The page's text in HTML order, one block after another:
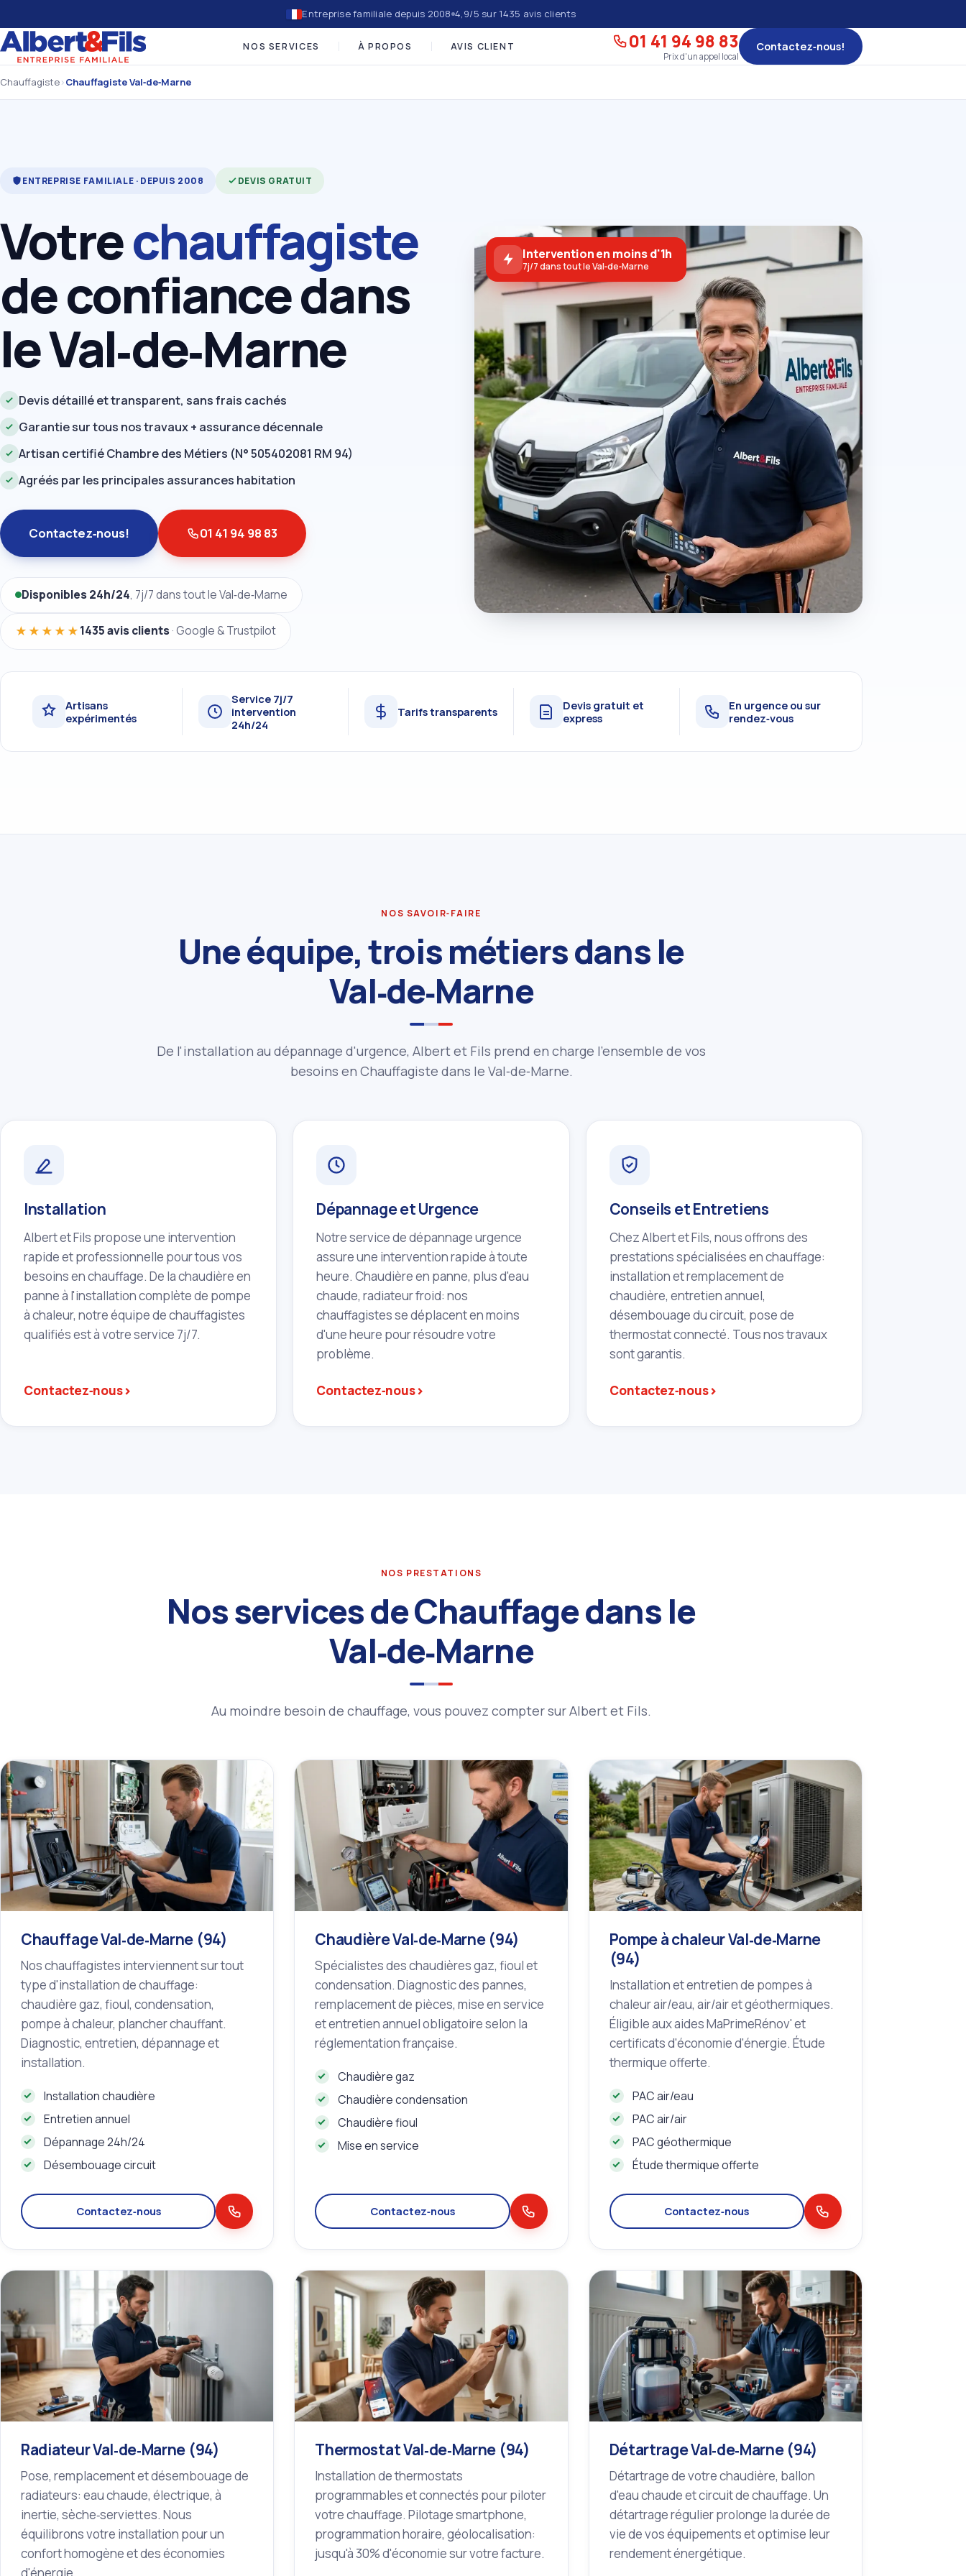
Entreprise familiale depuis 2008 4,9/5 sur 1435 avis clients
NOS SERVICES À PROPOS AVIS CLIENT 01 41 94 98 83
Prix d'un appel local
Contactez‑nous!
Chauffagiste›Chauffagiste Val‑de‑Marne
ENTREPRISE FAMILIALE · DEPUIS 2008 DEVIS GRATUIT
Votrechauffagiste
de confiance dans
le Val‑de‑Marne
Devis détaillé et transparent, sans frais cachés
Garantie sur tous nos travaux + assurance décennale
Artisan certifié Chambre des Métiers (N° 505402081 RM 94)
Agréés par les principales assurances habitation
Contactez‑nous! 01 41 94 98 83
Disponibles 24h/24, 7j/7 dans tout le Val‑de‑Marne
★★★★★1435 avis clients· Google & Trustpilot
Intervention en moins d'1h
7j/7 dans tout le Val‑de‑Marne
Artisans
expérimentés
Service 7j/7
intervention
24h/24
Tarifs transparents
Devis gratuit et
express
En urgence ou sur
rendez‑vous
NOS SAVOIR‑FAIRE
Une équipe, trois métiers dans le
Val‑de‑Marne
De l'installation au dépannage d'urgence, Albert et Fils prend en charge l'ensemble de vos
besoins en Chauffagiste dans le Val‑de‑Marne.
Installation
Albert et Fils propose une intervention
rapide et professionnelle pour tous vos
besoins en chauffage. De la chaudière en
panne à l'installation complète de pompe
à chaleur, notre équipe de chauffagistes
qualifiés est à votre service 7j/7.
Contactez‑nous›
Dépannage et Urgence
Notre service de dépannage urgence
assure une intervention rapide à toute
heure. Chaudière en panne, plus d'eau
chaude, radiateur froid: nos
chauffagistes se déplacent en moins
d'une heure pour résoudre votre
problème.
Contactez‑nous›
Conseils et Entretiens
Chez Albert et Fils, nous offrons des
prestations spécialisées en chauffage:
installation et remplacement de
chaudière, entretien annuel,
désembouage du circuit, pose de
thermostat connecté. Tous nos travaux
sont garantis.
Contactez‑nous›
NOS PRESTATIONS
Nos services de Chauffage dans le
Val‑de‑Marne
Au moindre besoin de chauffage, vous pouvez compter sur Albert et Fils.
Chauffage Val‑de‑Marne (94)
Nos chauffagistes interviennent sur tout
type d'installation de chauffage:
chaudière gaz, fioul, condensation,
pompe à chaleur, plancher chauffant.
Diagnostic, entretien, dépannage et
installation.
Installation chaudière
Entretien annuel
Dépannage 24h/24
Désembouage circuit
Contactez‑nous
Chaudière Val‑de‑Marne (94)
Spécialistes des chaudières gaz, fioul et
condensation. Diagnostic des pannes,
remplacement de pièces, mise en service
et entretien annuel obligatoire selon la
réglementation française.
Chaudière gaz
Chaudière condensation
Chaudière fioul
Mise en service
Contactez‑nous
Pompe à chaleur Val‑de‑Marne
(94)
Installation et entretien de pompes à
chaleur air/eau, air/air et géothermiques.
Éligible aux aides MaPrimeRénov' et
certificats d'économie d'énergie. Étude
thermique offerte.
PAC air/eau
PAC air/air
PAC géothermique
Étude thermique offerte
Contactez‑nous
Radiateur Val‑de‑Marne (94)
Pose, remplacement et désembouage de
radiateurs: eau chaude, électrique, à
inertie, sèche‑serviettes. Nous
équilibrons votre installation pour un
confort homogène et des économies
Thermostat Val‑de‑Marne (94)
Installation de thermostats
programmables et connectés pour piloter
votre chauffage. Pilotage smartphone,
programmation horaire, géolocalisation:
jusqu'à 30% d'économie sur votre facture.
Détartrage Val‑de‑Marne (94)
Détartrage de votre chaudière, ballon
d'eau chaude et circuit de chauffage. Un
détartrage régulier prolonge la durée de
vie de vos équipements et optimise leur
rendement énergétique.